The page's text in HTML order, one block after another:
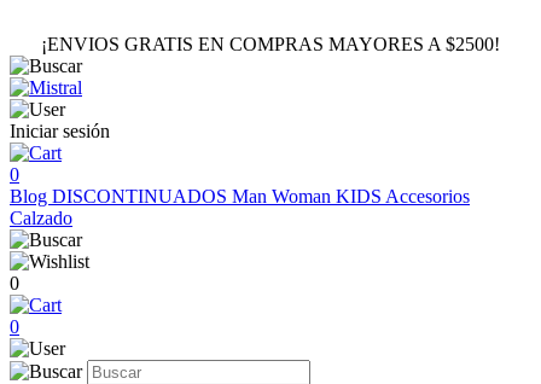
¡ENVIOS GRATIS EN COMPRAS MAYORES A $2500!
Iniciar sesión
0
Blog DISCONTINUADOS Man Woman KIDS Accesorios
Calzado
0
0